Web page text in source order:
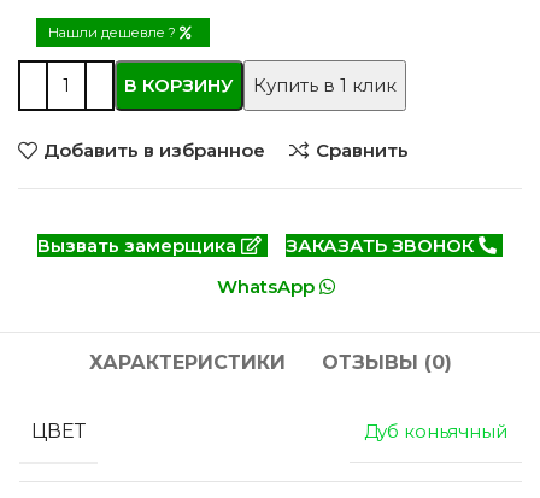
Нашли дешевле ?
В КОРЗИНУ Купить в 1 клик
Добавить в избранное Сравнить
Вызвать замерщика
ЗАКАЗАТЬ ЗВОНОК
WhatsApp
ХАРАКТЕРИСТИКИ ОТЗЫВЫ (0)
ЦВЕТ Дуб коньячный